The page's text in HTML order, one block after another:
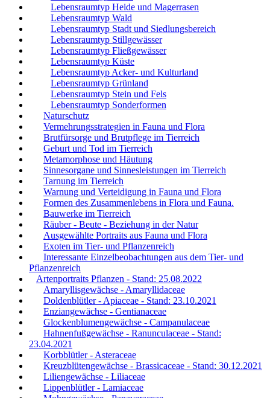
Lebensraumtyp Heide und Magerrasen
Lebensraumtyp Wald
Lebensraumtyp Stadt und Siedlungsbereich
Lebensraumtyp Stillgewässer
Lebensraumtyp Fließgewässer
Lebensraumtyp Küste
Lebensraumtyp Acker- und Kulturland
Lebensraumtyp Grünland
Lebensraumtyp Stein und Fels
Lebensraumtyp Sonderformen
Naturschutz
Vermehrungsstrategien in Fauna und Flora
Brutfürsorge und Brutpflege im Tierreich
Geburt und Tod im Tierreich
Metamorphose und Häutung
Sinnesorgane und Sinnesleistungen im Tierreich
Tarnung im Tierreich
Warnung und Verteidigung in Fauna und Flora
Formen des Zusammenlebens in Flora und Fauna.
Bauwerke im Tierreich
Räuber - Beute - Beziehung in der Natur
Ausgewählte Portraits aus Fauna und Flora
Exoten im Tier- und Pflanzenreich
Interessante Einzelbeobachtungen aus dem Tier- und
Pflanzenreich
Artenportraits Pflanzen - Stand: 25.08.2022
Amaryllisgewächse - Amaryllidaceae
Doldenblütler - Apiaceae - Stand: 23.10.2021
Enziangewächse - Gentianaceae
Glockenblumengewächse - Campanulaceae
Hahnenfußgewächse - Ranunculaceae - Stand:
23.04.2021
Korbblütler - Asteraceae
Kreuzblütengewächse - Brassicaceae - Stand: 30.12.2021
Liliengewächse - Liliaceae
Lippenblütler - Lamiaceae